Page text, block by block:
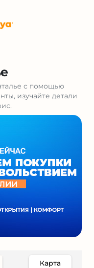
с помощью
изучайте детали
Карта